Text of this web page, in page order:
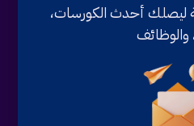
ليصلك أحدث الكورسات،
والوظائف